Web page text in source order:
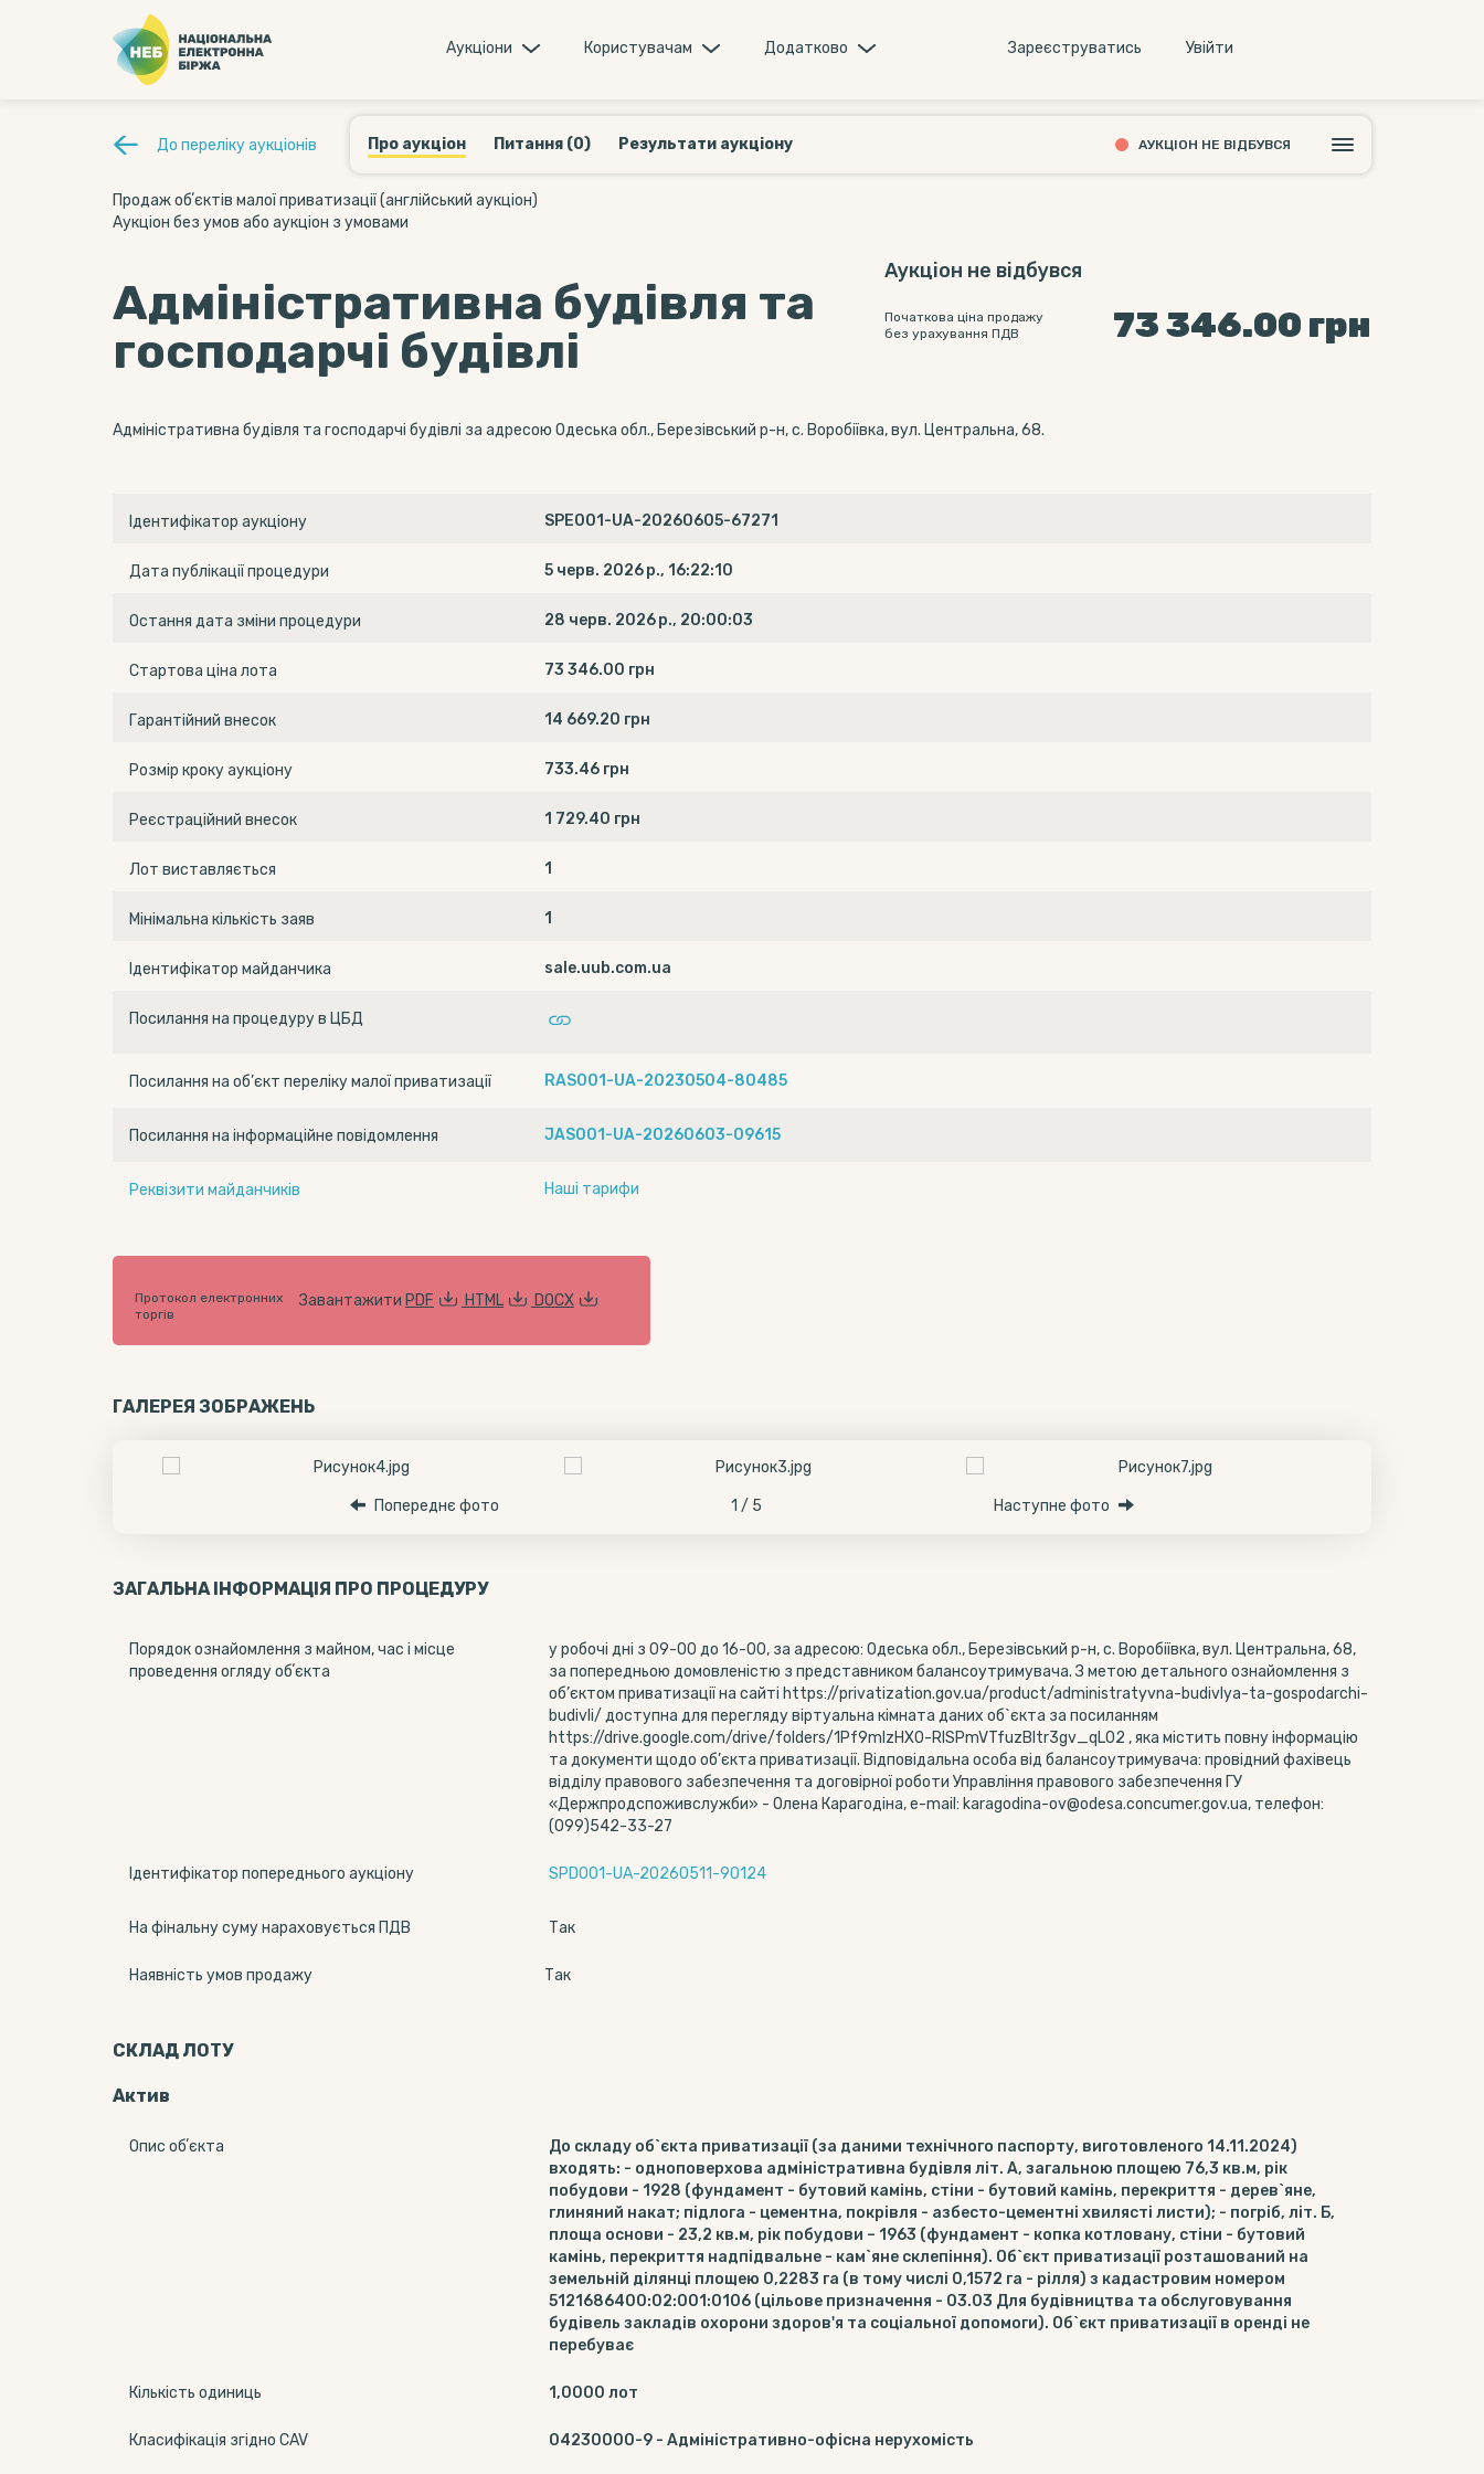
Аукцiони Користувачам Додатково Зареєструватись Увiйти
До переліку аукціонів Про аукціон Питання (0) Результати аукціону АУКЦІОН НЕ ВІДБУВСЯ
Продаж обʼєктів малої приватизації (англійський аукціон)
Аукціон без умов або аукціон з умовами
Адміністративна будівля та
господарчі будівлі
Аукціон не відбувся
Початкова ціна продажу
без урахування ПДВ
73 346.00 грн
Адміністративна будівля та господарчі будівлі за адресою Одеська обл., Березівський р-н, с. Воробіївка, вул. Центральна, 68.
Ідентифікатор аукціону SPE001-UA-20260605-67271
Дата публікації процедури 5 черв. 2026 р., 16:22:10
Остання дата зміни процедури 28 черв. 2026 р., 20:00:03
Стартова ціна лота 73 346.00 грн
Гарантійний внесок 14 669.20 грн
Розмір кроку аукціону 733.46 грн
Реєстраційний внесок 1 729.40 грн
Лот виставляється 1
Мінімальна кількість заяв 1
Ідентифікатор майданчика sale.uub.com.ua
Посилання на процедуру в ЦБД
Посилання на об’єкт переліку малої приватизації RAS001-UA-20230504-80485
Посилання на інформаційне повідомлення JAS001-UA-20260603-09615
Реквізити майданчиків Наші тарифи
Протокол електронних
торгів
Завантажити PDF HTML DOCX
ГАЛЕРЕЯ ЗОБРАЖЕНЬ
Попереднє фото 1 / 5 Наступне фото
ЗАГАЛЬНА ІНФОРМАЦІЯ ПРО ПРОЦЕДУРУ
Порядок ознайомлення з майном, час і місце
проведення огляду обʼєкта
у робочі дні з 09-00 до 16-00, за адресою: Одеська обл., Березівський р-н, с. Воробіївка, вул. Центральна, 68,
за попередньою домовленістю з представником балансоутримувача. З метою детального ознайомлення з
об’єктом приватизації на сайті https://privatization.gov.ua/product/administratyvna-budivlya-ta-gospodarchi-
budivli/ доступна для перегляду віртуальна кімната даних об`єкта за посиланням
https://drive.google.com/drive/folders/1Pf9mIzHX0-RlSPmVTfuzBltr3gv_qL02 , яка містить повну інформацію
та документи щодо об’єкта приватизації. Відповідальна особа від балансоутримувача: провідний фахівець
відділу правового забезпечення та договірної роботи Управління правового забезпечення ГУ
«Держпродспоживслужби» - Олена Карагодіна, е-mail: karagodina-ov@odesa.concumer.gov.ua, телефон:
(099)542-33-27
Ідентифікатор попереднього аукціону SPD001-UA-20260511-90124
На фінальну суму нараховується ПДВ Так
Наявність умов продажу Так
СКЛАД ЛОТУ
Актив
Опис обʼєкта
До складу об`єкта приватизації (за даними технічного паспорту, виготовленого 14.11.2024)
входять: - одноповерхова адміністративна будівля літ. А, загальною площею 76,3 кв.м, рік
побудови - 1928 (фундамент - бутовий камінь, стіни - бутовий камінь, перекриття - дерев`яне,
глиняний накат; підлога - цементна, покрівля - азбесто-цементні хвилясті листи); - погріб, літ. Б,
площа основи - 23,2 кв.м, рік побудови – 1963 (фундамент - копка котловану, стіни - бутовий
камінь, перекриття надпідвальне - кам`яне склепіння). Об`єкт приватизації розташований на
земельній ділянці площею 0,2283 га (в тому числі 0,1572 га - рілля) з кадастровим номером
5121686400:02:001:0106 (цільове призначення - 03.03 Для будівництва та обслуговування
будівель закладів охорони здоров'я та соціальної допомоги). Об`єкт приватизації в оренді не
перебуває
Кількість одиниць 1,0000 лот
Класифікація згідно CAV 04230000-9 - Адміністративно-офісна нерухомість